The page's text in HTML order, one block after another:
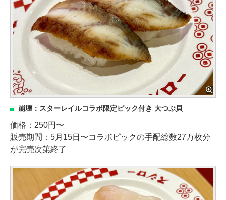
崩壊：スターレイルコラボ限定ピック付き 大つぶ貝
価格：250円〜
販売期間：5月15日〜コラボピックの手配総数27万枚分
が完売次第終了